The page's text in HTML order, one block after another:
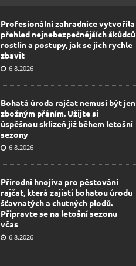
Profesionální zahradnice vytvořila
přehled nejnebezpečnějších škůdců
rostlin a postupy, jak se jich rychle
zbavit
6.8.2026
Bohatá úroda rajčat nemusí být jen
zbožným přáním. Užijte si
úspěšnou sklizeň již během letošní
sezony
6.8.2026
Přírodní hnojiva pro pěstování
rajčat, která zajistí bohatou úrodu
šťavnatých a chutných plodů.
Připravte se na letošní sezonu
včas
6.8.2026